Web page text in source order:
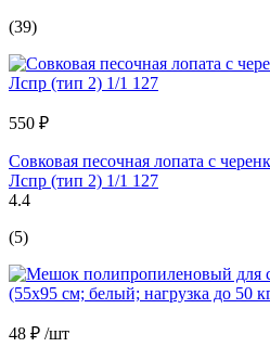
(39)
550 ₽
Совковая песочная лопата с
Лспр (тип 2) 1/1 127
4.4
(5)
48 ₽ /шт